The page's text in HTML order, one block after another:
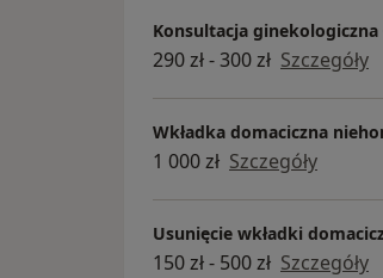
Konsultacja ginekologiczna
290 zł - 300 zł Szczegóły
Wkładka domaciczna
1 000 zł Szczegóły
Usunięcie wkładki
150 zł - 500 zł Szczegóły